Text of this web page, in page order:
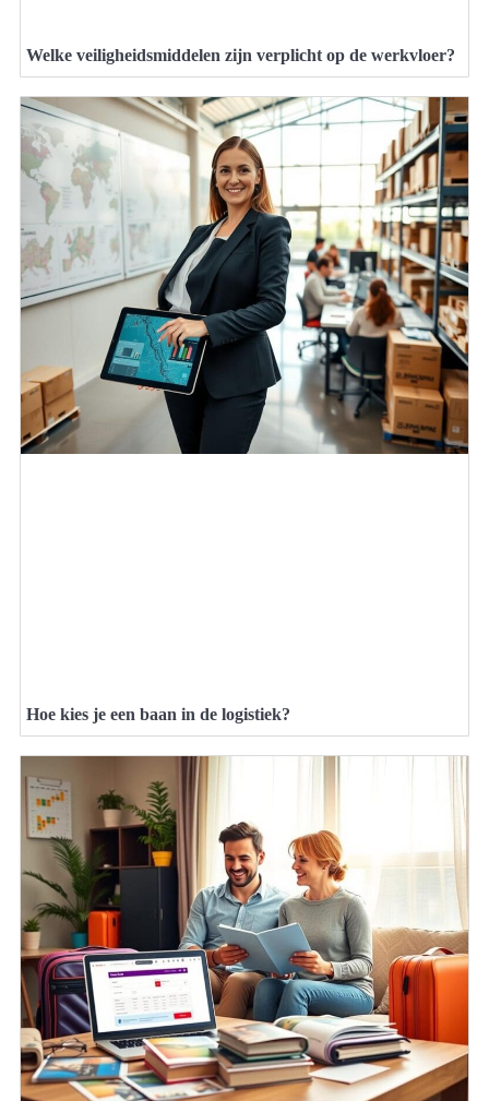
Welke veiligheidsmiddelen zijn verplicht op de werkvloer?
Hoe kies je een baan in de logistiek?